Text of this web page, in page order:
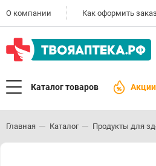
О компании Как оформить заказ
Каталог товаров Акции
Главная Каталог Продукты для